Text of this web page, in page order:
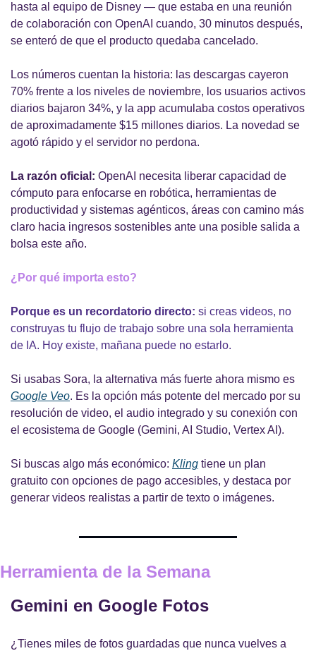
hasta al equipo de Disney — que estaba en una reunión
de colaboración con OpenAI cuando, 30 minutos después,
se enteró de que el producto quedaba cancelado.
Los números cuentan la historia: las descargas cayeron
70% frente a los niveles de noviembre, los usuarios activos
diarios bajaron 34%, y la app acumulaba costos operativos
de aproximadamente $15 millones diarios. La novedad se
agotó rápido y el servidor no perdona.
La razón oficial: OpenAI necesita liberar capacidad de
cómputo para enfocarse en robótica, herramientas de
productividad y sistemas agénticos, áreas con camino más
claro hacia ingresos sostenibles ante una posible salida a
bolsa este año.
¿Por qué importa esto?
Porque es un recordatorio directo: si creas videos, no
construyas tu flujo de trabajo sobre una sola herramienta
de IA. Hoy existe, mañana puede no estarlo.
Si usabas Sora, la alternativa más fuerte ahora mismo es
Google Veo. Es la opción más potente del mercado por su
resolución de video, el audio integrado y su conexión con
el ecosistema de Google (Gemini, AI Studio, Vertex AI).
Si buscas algo más económico: Kling tiene un plan
gratuito con opciones de pago accesibles, y destaca por
generar videos realistas a partir de texto o imágenes.
Herramienta de la Semana
Gemini en Google Fotos
¿Tienes miles de fotos guardadas que nunca vuelves a